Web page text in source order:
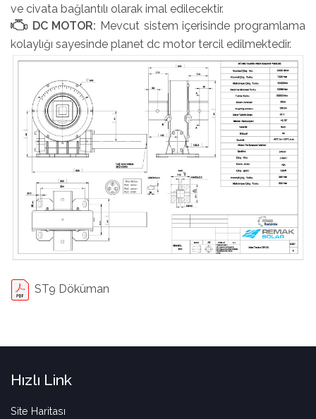
ve civata bağlantılı olarak imal edilecektir.
DC MOTOR: Mevcut sistem içerisinde programlama
kolaylığı sayesinde planet dc motor tercil edilmektedir.
ST9 Döküman
Hızlı Link
Site Haritası